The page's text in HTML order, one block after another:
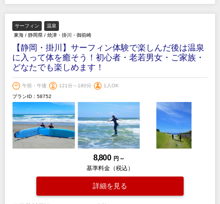
サーフィン
温泉
東海 / 静岡県 / 焼津・掛川・御前崎
【静岡・掛川】サーフィン体験で楽しんだ後は温泉
に入って体を癒そう！初心者・老若男女・ご家族・
どなたでも楽しめます！
午前・午後 121分～180分
1人OK
プランID：58752
8,800 円 ～
基準料金（税込）
詳細を見る